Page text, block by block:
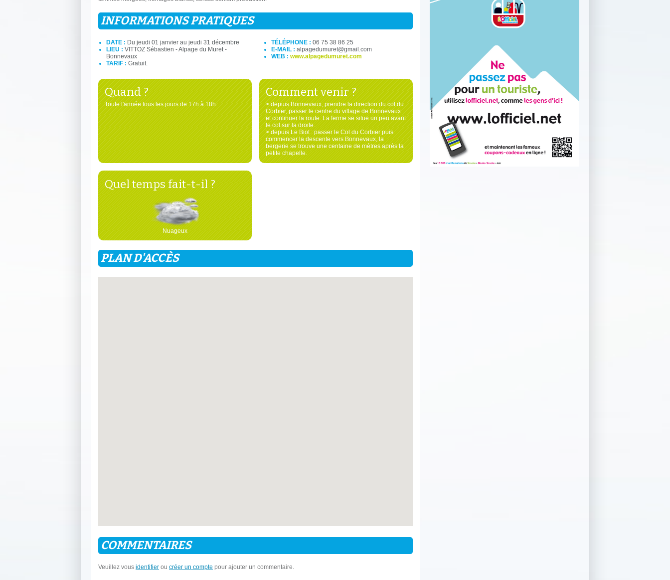
INFORMATIONS PRATIQUES
DATE : Du jeudi 01 janvier au jeudi 31 décembre
LIEU : VITTOZ Sébastien - Alpage du Muret -
Bonnevaux
TARIF : Gratuit.
TÉLÉPHONE : 06 75 38 86 25
E-MAIL : alpagedumuret@gmail.com
WEB : www.alpagedumuret.com
Quand ?
Toute l'année tous les jours de 17h à 18h.
Comment venir ?
> depuis Bonnevaux, prendre la direction du col du
Corbier, passer le centre du village de Bonnevaux
et continuer la route. La ferme se situe un peu avant
le col sur la droite.
> depuis Le Biot : passer le Col du Corbier puis
commencer la descente vers Bonnevaux, la
bergerie se trouve une centaine de mètres après la
petite chapelle.
Quel temps fait-t-il ?
Nuageux
PLAN D'ACCÈS
COMMENTAIRES
Veuillez vous identifier ou créer un compte pour ajouter un commentaire.